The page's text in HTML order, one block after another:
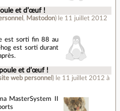
et d’œuf !
, Mastodon) le 11 juillet 2012
est sorti fin 88 au
est sorti durant
et d’œuf !
web personnel ) le 11 juillet 2012 à
MasterSystem II